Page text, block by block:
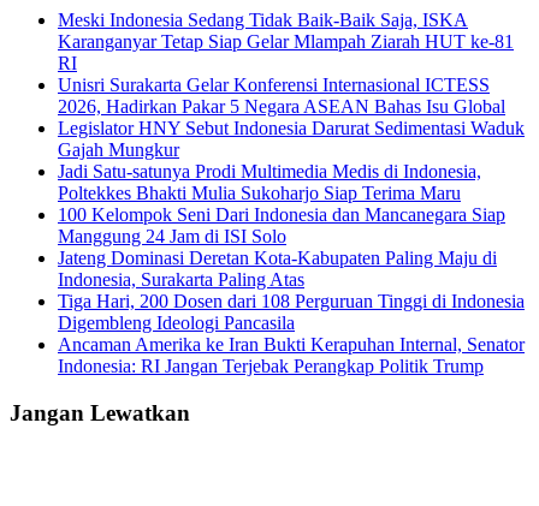
Meski Indonesia Sedang Tidak Baik-Baik Saja, ISKA
Karanganyar Tetap Siap Gelar Mlampah Ziarah HUT ke-81
RI
Unisri Surakarta Gelar Konferensi Internasional ICTESS
2026, Hadirkan Pakar 5 Negara ASEAN Bahas Isu Global
Legislator HNY Sebut Indonesia Darurat Sedimentasi Waduk
Gajah Mungkur
Jadi Satu-satunya Prodi Multimedia Medis di Indonesia,
Poltekkes Bhakti Mulia Sukoharjo Siap Terima Maru
100 Kelompok Seni Dari Indonesia dan Mancanegara Siap
Manggung 24 Jam di ISI Solo
Jateng Dominasi Deretan Kota-Kabupaten Paling Maju di
Indonesia, Surakarta Paling Atas
Tiga Hari, 200 Dosen dari 108 Perguruan Tinggi di Indonesia
Digembleng Ideologi Pancasila
Ancaman Amerika ke Iran Bukti Kerapuhan Internal, Senator
Indonesia: RI Jangan Terjebak Perangkap Politik Trump
Jangan Lewatkan